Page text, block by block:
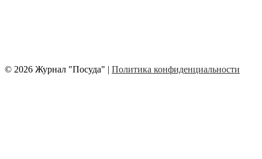
© 2026 Журнал "Посуда" | Политика конфиденциальности